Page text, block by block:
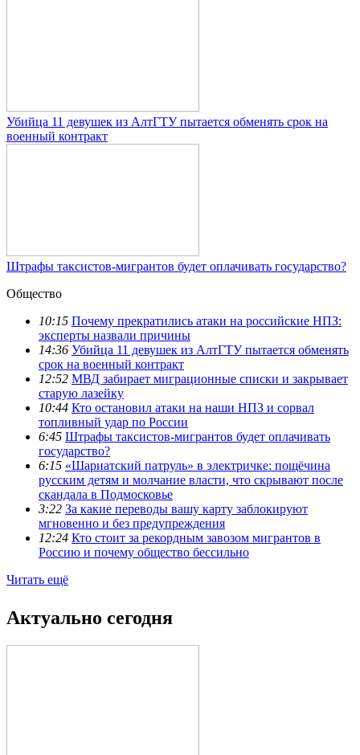
Убийца 11 девушек из АлтГТУ пытается обменять срок на
военный контракт
Штрафы таксистов-мигрантов будет оплачивать государство?
Общество
10:15 Почему прекратились атаки на российские НПЗ:
эксперты назвали причины
14:36 Убийца 11 девушек из АлтГТУ пытается обменять
срок на военный контракт
12:52 МВД забирает миграционные списки и закрывает
старую лазейку
10:44 Кто остановил атаки на наши НПЗ и сорвал
топливный удар по России
6:45 Штрафы таксистов-мигрантов будет оплачивать
государство?
6:15 «Шариатский патруль» в электричке: пощёчина
русским детям и молчание власти, что скрывают после
скандала в Подмосковье
3:22 За какие переводы вашу карту заблокируют
мгновенно и без предупреждения
12:24 Кто стоит за рекордным завозом мигрантов в
Россию и почему общество бессильно
Читать ещё
Актуально сегодня